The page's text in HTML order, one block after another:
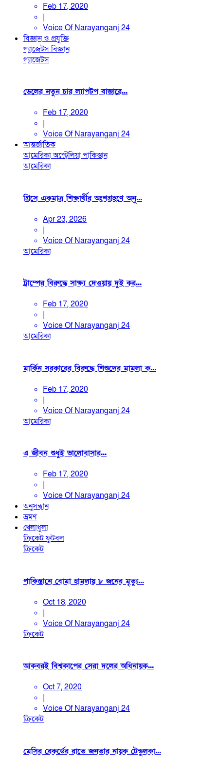
Feb 17, 2020
|
Voice Of Narayanganj 24
বিজ্ঞান ও প্রযুক্তি
গ্যাজেটসবিজ্ঞান
গ্যাজেটস
ডেলের নতুন চার ল্যাপটপ বাজারে...
Feb 17, 2020
|
Voice Of Narayanganj 24
আন্তর্জাতিক
আমেরিকাঅস্ট্রেলিয়াপাকিস্তান
আমেরিকা
গ্রিসে একমাত্র শিক্ষার্থীর অংশগ্রহণে অনু...
Apr 23, 2026
|
Voice Of Narayanganj 24
আমেরিকা
ট্রাম্পের বিরুদ্ধে সাক্ষ্য দেওয়ায় দুই কর...
Feb 17, 2020
|
Voice Of Narayanganj 24
আমেরিকা
মার্কিন সরকারের বিরুদ্ধে শিশুদের মামলা ক...
Feb 17, 2020
|
Voice Of Narayanganj 24
আমেরিকা
এ জীবন শুধুই ভালোবাসার...
Feb 17, 2020
|
Voice Of Narayanganj 24
অনুসন্ধান
ভ্রমণ
খেলাধুলা
ক্রিকেটফুটবল
ক্রিকেট
পাকিস্তানে বোমা হামলায় ৮ জনের মৃত্যু...
Oct 18, 2020
|
Voice Of Narayanganj 24
ক্রিকেট
আকবরই বিশ্বকাপের সেরা দলের অধিনায়ক...
Oct 7, 2020
|
Voice Of Narayanganj 24
ক্রিকেট
মেসির রেকর্ডের রাতে জনতার নায়ক টেন্ডুলকা...